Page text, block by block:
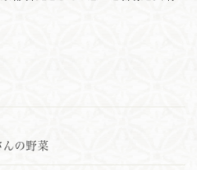
んの野菜